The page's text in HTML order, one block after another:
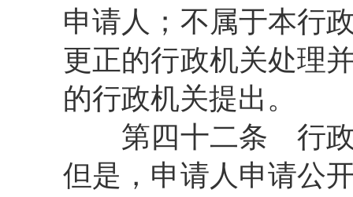
申请人；不属于本行
更正的行政机关处理
的行政机关提出。
第四十二条 行政
但是，申请人申请公